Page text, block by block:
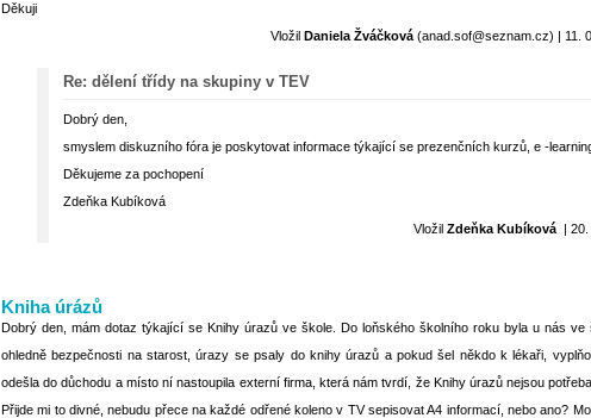
Děkuji
Vložil Daniela Žváčková (anad.sof@seznam.cz) | 11.
Re: dělení třídy na skupiny v TEV
Dobrý den,
smyslem diskuzního fóra je poskytovat informace týkající se prezenčních kurzů, e -
Děkujeme za pochopení
Zdeňka Kubíková
Vložil Zdeňka Kubíková | 20.
Kniha úrázů
Dobrý den, mám dotaz týkající se Knihy úrazů ve škole. Do loňského školního roku byla u nás
ohledně bezpečnosti na starost, úrazy se psaly do knihy úrazů a pokud šel někdo k lékaři,
odešla do důchodu a místo ní nastoupila externí firma, která nám tvrdí, že Knihy úrazů nejsou
Přijde mi to divné, nebudu přece na každé odřené koleno v TV sepisovat A4 informací, nebo ano?